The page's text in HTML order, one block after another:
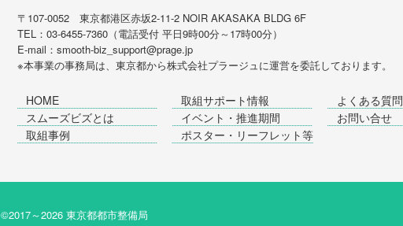
〒107-0052 東京都港区赤坂2-11-2 NOIR AKASAKA BLDG 6F
TEL：03-6455-7360（電話受付 平日9時00分～17時00分）
E-mail：smooth-biz_support@prage.jp
※本事業の事務局は、東京都から株式会社プラージュに運営を委託しております。
HOME
スムーズビズとは
取組事例
取組サポート情報
イベント・推進期間
ポスター・リーフレット等
よくある質問
お問い合せ
©2017～2026 東京都都市整備局